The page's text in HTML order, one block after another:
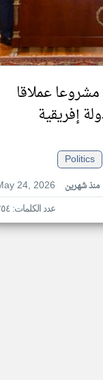
عملاقا
إفريقية
Politics
24, 2026
منذ شهرين
عدد الكلمات: ٢٥٤